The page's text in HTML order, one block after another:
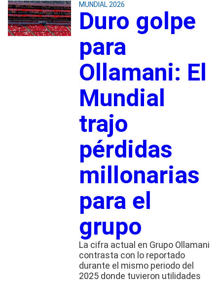
MUNDIAL 2026
Duro golpe
para
Ollamani: El
Mundial
trajo
pérdidas
millonarias
para el
grupo
La cifra actual en Grupo Ollamani
contrasta con lo reportado
durante el mismo periodo del
2025 donde tuvieron utilidades